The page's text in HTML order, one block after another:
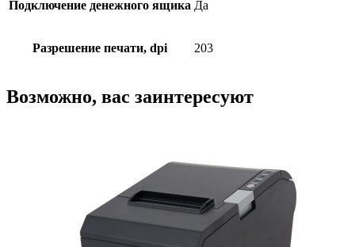
Подключение денежного ящика Да
Разрешение печати, dpi 203
Возможно, вас заинтересуют